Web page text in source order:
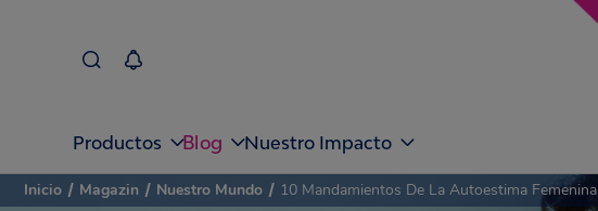
Productos Blog Nuestro Impacto
Inicio / Magazin / Nuestro Mundo / 10 Mandamientos De La Autoestima Femenina